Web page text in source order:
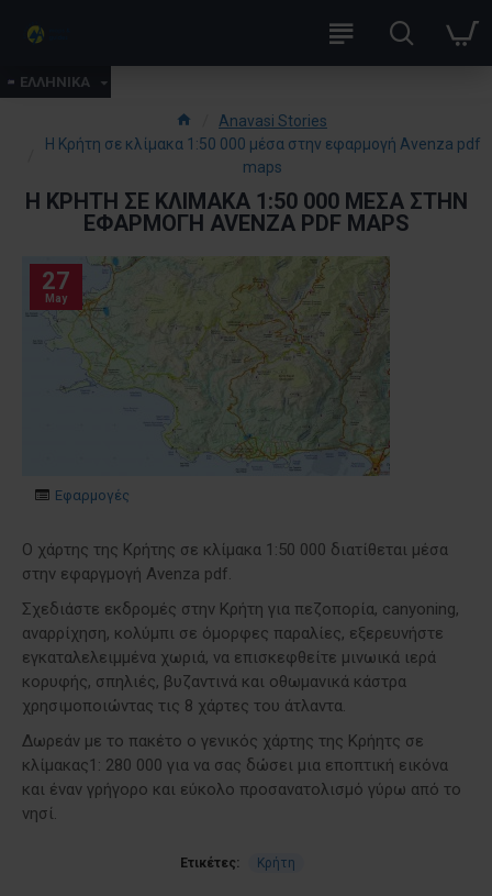
ΕΛΛΗΝΙΚΑ
Anavasi Stories
Η Κρήτη σε κλίμακα 1:50 000 μέσα στην εφαρμογή Avenza pdf
maps
Η ΚΡΉΤΗ ΣΕ ΚΛΊΜΑΚΑ 1:50 000 ΜΈΣΑ ΣΤΗΝ
ΕΦΑΡΜΟΓΉ AVENZA PDF MAPS
27
May
Εφαρμογές
Ο χάρτης της Κρήτης σε κλίμακα 1:50 000 διατίθεται μέσα
στην εφαργμογή Avenza pdf.
Σχεδιάστε εκδρομές στην Κρήτη για πεζοπορία, canyoning,
αναρρίχηση, κολύμπι σε όμορφες παραλίες, εξερευνήστε
εγκαταλελειμμένα χωριά, να επισκεφθείτε μινωικά ιερά
κορυφής, σπηλιές, βυζαντινά και οθωμανικά κάστρα
χρησιμοποιώντας τις 8 χάρτες του άτλαντα.
Δωρεάν με το πακέτο ο γενικός χάρτης της Κρήητς σε
κλίμακας1: 280 000 για να σας δώσει μια εποπτική εικόνα
και έναν γρήγορο και εύκολο προσανατολισμό γύρω από το
νησί.
Ετικέτες: Κρήτη